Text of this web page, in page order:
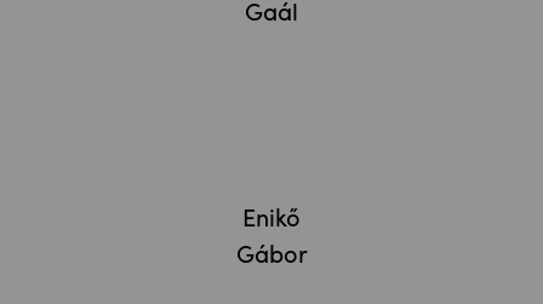
Gaál
Enikő
Gábor